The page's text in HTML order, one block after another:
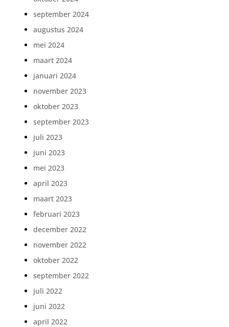
september 2024
augustus 2024
mei 2024
maart 2024
januari 2024
november 2023
oktober 2023
september 2023
juli 2023
juni 2023
mei 2023
april 2023
maart 2023
februari 2023
december 2022
november 2022
oktober 2022
september 2022
juli 2022
juni 2022
april 2022